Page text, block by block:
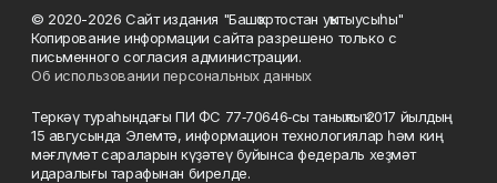
© 2020-2026 Сайт издания "Башҡортостан уҡытыусыһы"
Копирование информации сайта разрешено только с
письменного согласия администрации.
Об использовании персональных данных
Теркәү тураһындағы ПИ ФС 77‑70646‑сы таныҡлыҡ 2017 йылдың
15 авгусында Элемтә, информацион технологиялар һәм киң
мәғлүмәт сараларын күҙәтеү буйынса федераль хеҙмәт
идаралығы тарафынан бирелде.